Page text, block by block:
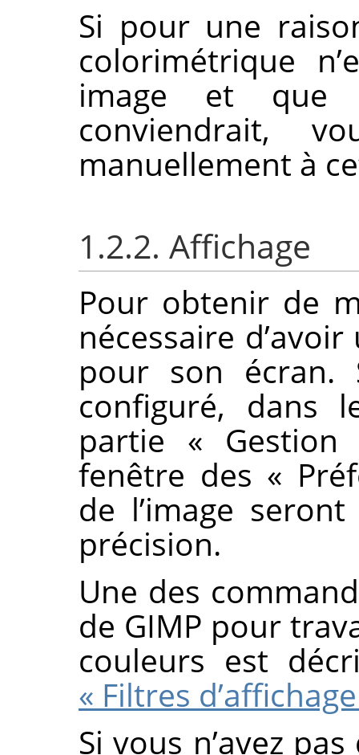
Si pour une
colorimétrique
image et que
conviendrait,
manuellement à
1.2.2. Affichage
Pour obtenir de
nécessaire
pour son
configuré, dans
partie «
fenêtre des «
de l’image
précision.
Une des
de GIMP pour
couleurs est
« Filtres
Si vous n’avez